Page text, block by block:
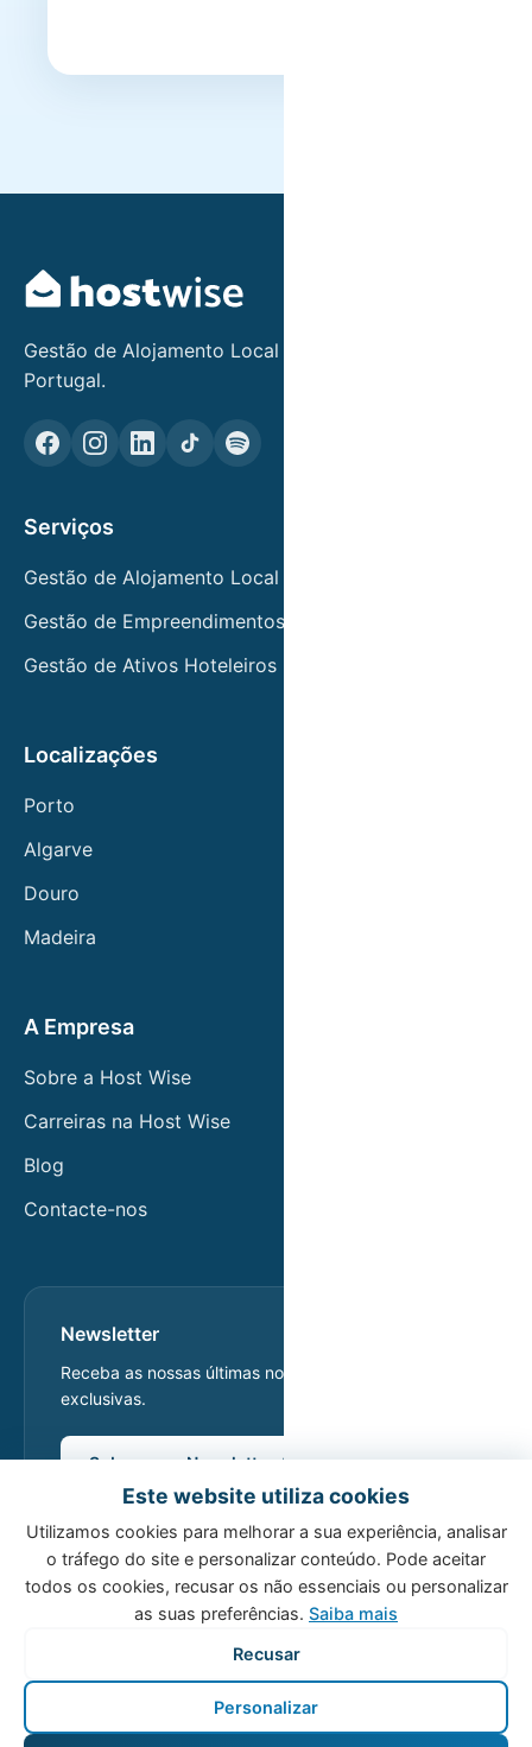
Gestão de Alojamento Local e Ativos Hoteleiros em
Portugal.
Serviços
Gestão de Alojamento Local
Gestão de Empreendimentos Turísticos
Gestão de Ativos Hoteleiros
Localizações
Porto
Algarve
Douro
Madeira
A Empresa
Sobre a Host Wise
Carreiras na Host Wise
Blog
Contacte-nos
Newsletter
Receba as nossas últimas notícias e ofertas
exclusivas.
Subscrever Newsletter
Este website utiliza cookies
Utilizamos cookies para melhorar a sua experiência, analisar
o tráfego do site e personalizar conteúdo. Pode aceitar
todos os cookies, recusar os não essenciais ou personalizar
as suas preferências. Saiba mais
Recusar
Personalizar